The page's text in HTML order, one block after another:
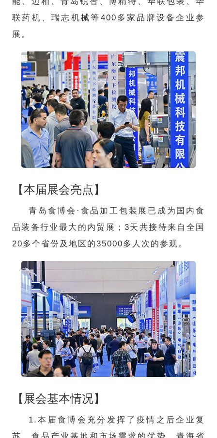
联药机、瑞志机械等400多家品牌设备企业参
展。
【本届展会亮点】
青岛食博会·食品加工包装展已成为国内食
品装备行业最大的内贸展；3天共接待来自全国
20多个省份及地区的35000多人次的参观。
【展会基本情况】
1.本届食博会充分发挥了疫情之后企业复